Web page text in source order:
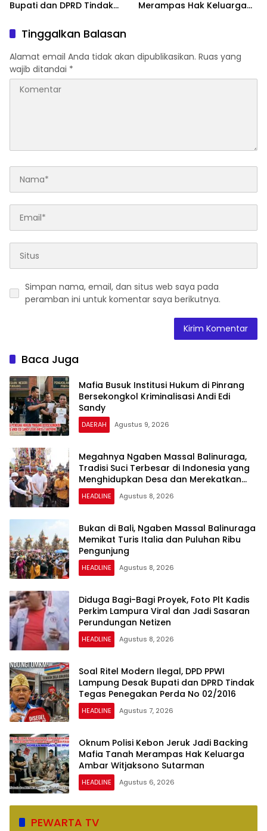
Bupati dan DPRD Tindak
No 02/2016
Merampas Hak Keluarga
Tinggalkan Balasan
Alamat email Anda tidak akan dipublikasikan. Ruas yang
wajib ditandai *
Simpan nama, email, dan situs web saya pada
peramban ini untuk komentar saya berikutnya.
Baca Juga
Mafia Busuk Institusi Hukum di Pinrang
Bersekongkol Kriminalisasi Andi Edi
Sandy
DAERAH Agustus 9, 2026
Megahnya Ngaben Massal Balinuraga,
Tradisi Suci Terbesar di Indonesia yang
Menghidupkan Desa dan Merekatkan
Ikatan Keluarga
HEADLINE Agustus 8, 2026
Bukan di Bali, Ngaben Massal Balinuraga
Memikat Turis Italia dan Puluhan Ribu
Pengunjung
HEADLINE Agustus 8, 2026
Diduga Bagi-Bagi Proyek, Foto Plt Kadis
Perkim Lampura Viral dan Jadi Sasaran
Perundungan Netizen
HEADLINE Agustus 8, 2026
Soal Ritel Modern Ilegal, DPD PPWI
Lampung Desak Bupati dan DPRD Tindak
Tegas Penegakan Perda No 02/2016
HEADLINE Agustus 7, 2026
Oknum Polisi Kebon Jeruk Jadi Backing
Mafia Tanah Merampas Hak Keluarga
Ambar Witjaksono Sutarman
HEADLINE Agustus 6, 2026
PEWARTA TV